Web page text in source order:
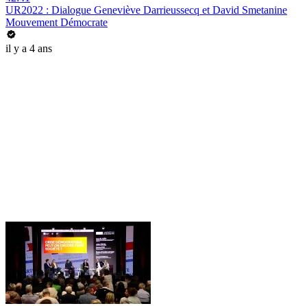
UR2022 : Dialogue Geneviève Darrieussecq et David Smetanine
Mouvement Démocrate
il y a 4 ans